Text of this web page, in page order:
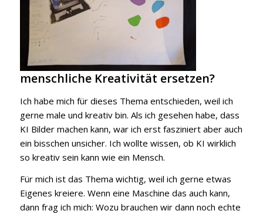
menschliche Kreativität ersetzen?
Ich habe mich für dieses Thema entschieden, weil ich
gerne male und kreativ bin. Als ich gesehen habe, dass
KI Bilder machen kann, war ich erst fasziniert aber auch
ein bisschen unsicher. Ich wollte wissen, ob KI wirklich
so kreativ sein kann wie ein Mensch.
Für mich ist das Thema wichtig, weil ich gerne etwas
Eigenes kreiere. Wenn eine Maschine das auch kann,
dann frag ich mich: Wozu brauchen wir dann noch echte